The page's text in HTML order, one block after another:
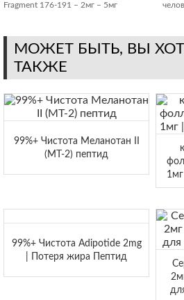
Fragment 176-191 – 2мг – 5мг
МОЖЕТ БЫТЬ, ВЫ
ТАКЖЕ
99%+ Чистота Меланотан II
(МТ-2) пептид
99%+ Чистота Adipotide 2mg
| Потеря жира Пептид